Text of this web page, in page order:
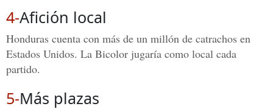
4-Afición local
Honduras cuenta con más de un millón de catrachos en
Estados Unidos. La Bicolor jugaría como local cada
partido.
5-Más plazas